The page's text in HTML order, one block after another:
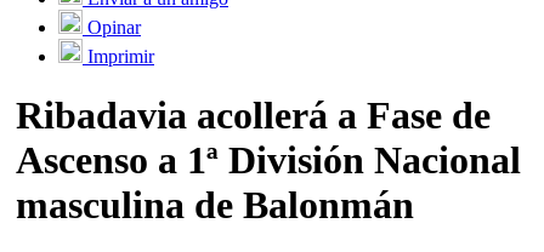
Opinar
Imprimir
Ribadavia acollerá a Fase de
Ascenso a 1ª División Nacional
masculina de Balonmán